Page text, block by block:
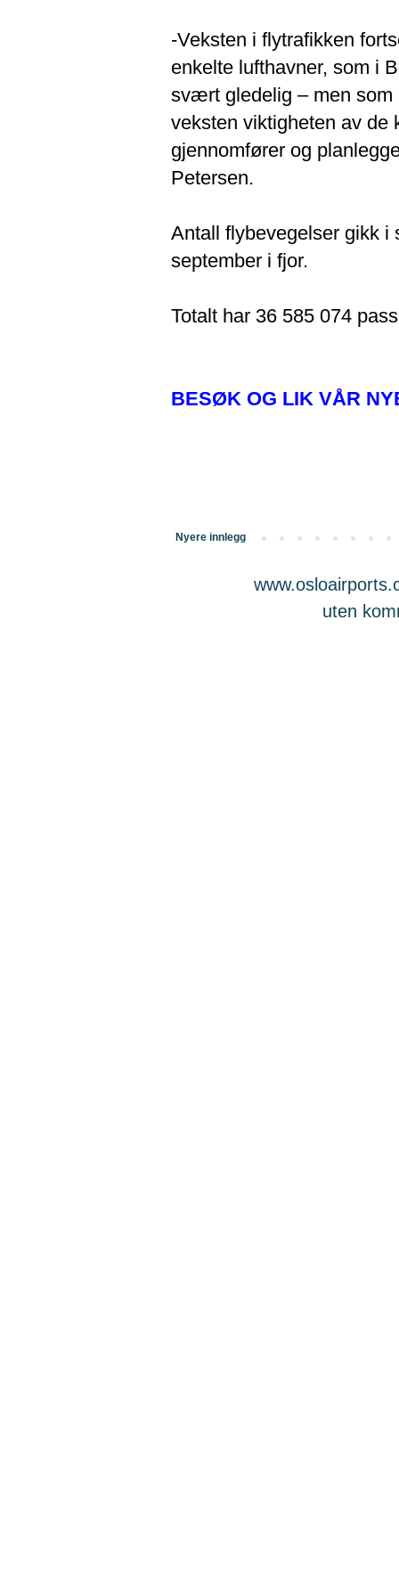
-Veksten i flytrafikken
enkelte lufthavner, som i
svært gledelig – men som
veksten viktigheten av de
gjennomfører og
Petersen.
Antall flybevegelser gikk i
september i fjor.
Totalt har 36 585 074
BESØK OG LIK VÅR
Nyere innlegg
uten